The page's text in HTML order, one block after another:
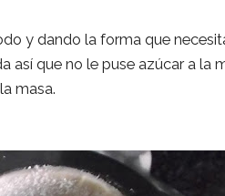
y dando la forma que
así que no le puse azúcar a la
masa.